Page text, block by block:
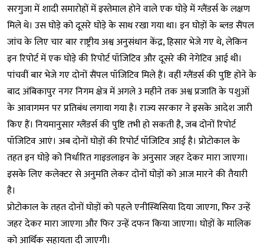
सरगुजा में शादी समारोहों में इस्तेमाल होने वाले एक घोड़े में ग्लैंडर्स के लक्षण
मिले थे। उस घोड़े को दूसरे घोड़े के साथ रखा गया था। इन घोड़ों के ब्लड सैंपल
जांच के लिए चार बार राष्ट्रीय अश्व अनुसंधान केंद्र, हिसार भेजे गए थे, लेकिन
इन रिपोर्ट में एक घोड़े की रिपोर्ट पॉजिटिव और दूसरे की नेगेटिव आई थी।
पांचवीं बार भेजे गए दोनों सैंपल पॉजिटिव मिले हैं। वहीं ग्लैंडर्स की पुष्टि होने के
बाद अंबिकापुर नगर निगम क्षेत्र में अगले 3 महीने तक अश्व प्रजाति के पशुओं
के आवागमन पर प्रतिबंध लगाया गया है। राज्य सरकार ने इसके आदेश जारी
किए हैं। नियमानुसार ग्लैंडर्स की पुष्टि तभी हो सकती है, जब दोनों रिपोर्ट
पॉजिटिव आएं। अब दोनों घोड़ों की रिपोर्ट पॉजिटिव आई है। प्रोटोकाल के
तहत इन घोड़े को निर्धारित गाइडलाइन के अनुसार जहर देकर मारा जाएगा।
इसके लिए कलेक्टर से अनुमति लेकर दोनों घोड़ों को आज मारने की तैयारी
है।
प्रोटोकाल के तहत दोनों घोड़ों को पहले एनीस्थिसिया दिया जाएगा, फिर उन्हें
जहर देकर मारा जाएगा और फिर उन्हें दफन किया जाएगा। घोड़ों के मालिक
को आर्थिक सहायता दी जाएगी।